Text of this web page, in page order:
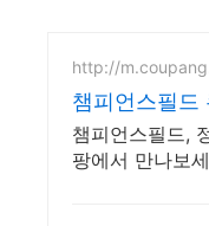
http://
챔피언스필드
래
챔피언스필드,
팡에서 만나보